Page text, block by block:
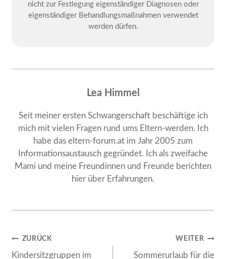
nicht zur Festlegung eigenständiger Diagnosen oder
eigenständiger Behandlungsmaßnahmen verwendet
werden dürfen.
Lea Himmel
Seit meiner ersten Schwangerschaft beschäftige ich
mich mit vielen Fragen rund ums Eltern-werden. Ich
habe das eltern-forum.at im Jahr 2005 zum
Informationsaustausch gegründet. Ich als zweifache
Mami und meine Freundinnen und Freunde berichten
hier über Erfahrungen.
Beitragsnavigation
ZURÜCK
Kindersitzgruppen im
WEITER
Sommerurlaub für die